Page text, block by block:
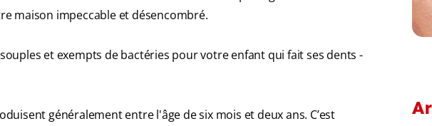
maison impeccable et désencombré.
et exempts de bactéries pour votre enfant qui fait ses dents -
généralement entre l'âge de six mois et deux ans. C’est